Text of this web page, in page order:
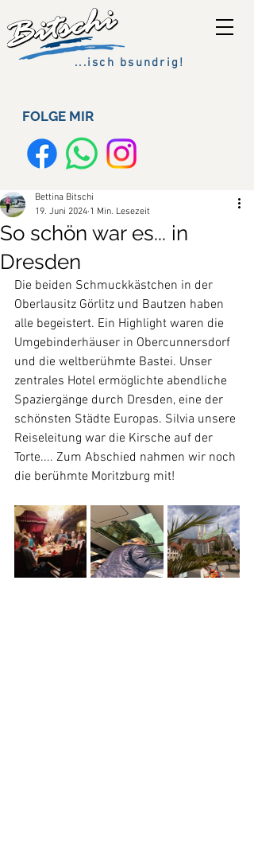
...isch bsundrig!
FOLGE MIR
So schön war es... in
Dresden
Bettina Bitschi
19. Juni 2024 1 Min. Lesezeit
Die beiden Schmuckkästchen in der
Oberlausitz Görlitz und Bautzen haben
alle begeistert. Ein Highlight waren die
Umgebinderhäuser in Obercunnersdorf
und die weltberühmte Bastei. Unser
zentrales Hotel ermöglichte abendliche
Spaziergänge durch Dresden, eine der
schönsten Städte Europas. Silvia unsere
Reiseleitung war die Kirsche auf der
Torte.... Zum Abschied nahmen wir noch
die berühmte Moritzburg mit!